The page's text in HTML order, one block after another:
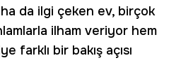
da ilgi çeken ev, birçok
ilham veriyor hem
farklı bir bakış açısı